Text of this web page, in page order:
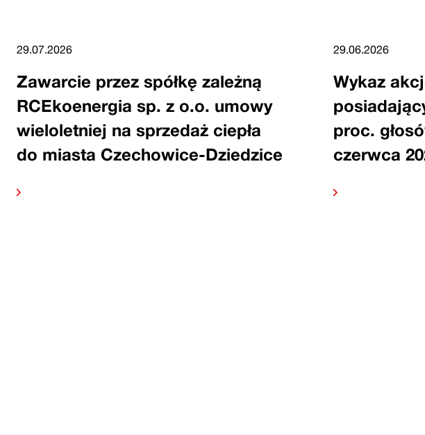
29.07.2026
Zawarcie przez spółkę zależną
RCEkoenergia sp. z o.o. umowy
wieloletniej na sprzedaż ciepła
do miasta Czechowice-Dziedzice
29.06.2026
Wykaz
proc.
czerwca